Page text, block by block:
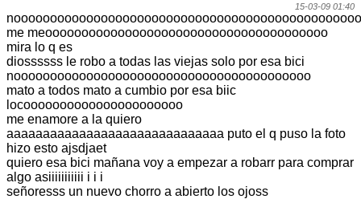
15-03-09 01:40
me meooooooooooooooooooooooooooooooooooooooo
mira lo q es
diossssss le robo a todas las viejas solo por esa bici
nooooooooooooooooooooooooooooooooooooooooo
mato a todos mato a cumbio por esa biic
locoooooooooooooooooooooo
me enamore a la quiero
aaaaaaaaaaaaaaaaaaaaaaaaaaaaaa puto el q puso la foto
hizo esto ajsdjaet
quiero esa bici mañana voy a empezar a robarr para comprar
algo asiiiiiiiiiii i i i
señoresss un nuevo chorro a abierto los ojoss